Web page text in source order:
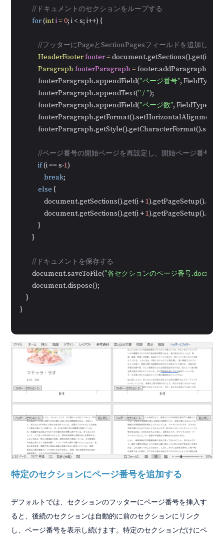
//ドキュメントのセクションをループする
for (inti=0; i < s; i++) {
//フッターにPageとSectionPagesフィールドを追加し、
HeaderFooterfooter=
Paragraph footerParagraph = footer.addParagraph();
            footerParagraph.appendField(
"ページ番号",
            footerParagraph.appendText(
" / ");
            footerParagraph.appendField(
"ページ数",
//ページ番号の開始ページを再設定し、開始ページ番号を
if (i == s-1)
break;
else {
                document.getSections().get(i +
1
                document.getSections().get(i +
1
            }
        }
//ドキュメントを保存する
        document.saveToFile(
"各セクションのページ番号.docx"
        document.dispose();
    }
}
特定のセクションにページ番号を追加する
デフォルトでは、セクションのフッターにページ番号を挿入す
ると、後続のセクションは自動的に前のセクションにリンク
し、ページ番号を表示し続けます。特定のセクションだけにペ